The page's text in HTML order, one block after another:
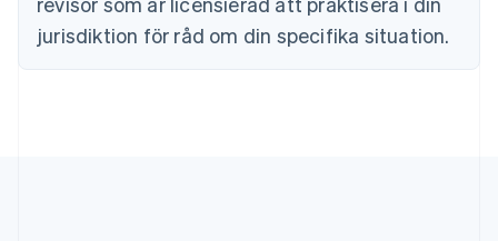
jurisdiktion för råd om din specifika situation.
Frankrike
FrançaisEnglish